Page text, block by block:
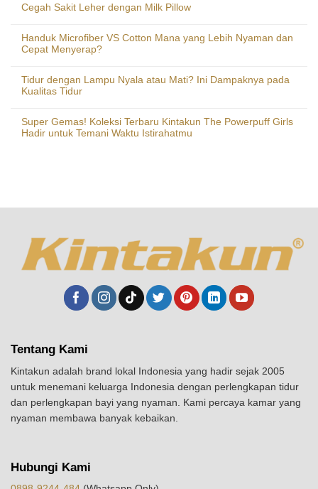
Cegah Sakit Leher dengan Milk Pillow
Handuk Microfiber VS Cotton Mana yang Lebih Nyaman dan
Cepat Menyerap?
Tidur dengan Lampu Nyala atau Mati? Ini Dampaknya pada
Kualitas Tidur
Super Gemas! Koleksi Terbaru Kintakun The Powerpuff Girls
Hadir untuk Temani Waktu Istirahatmu
Tentang Kami
Kintakun adalah brand lokal Indonesia yang hadir sejak 2005
untuk menemani keluarga Indonesia dengan perlengkapan tidur
dan perlengkapan bayi yang nyaman. Kami percaya kamar yang
nyaman membawa banyak kebaikan.
Hubungi Kami